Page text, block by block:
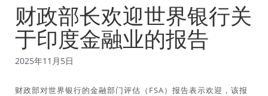
财政部长欢迎世界银行关
于印度金融业的报告
2025年11月5日
财政部对世界银行的金融部门评估（FSA）报告表示欢迎，该报